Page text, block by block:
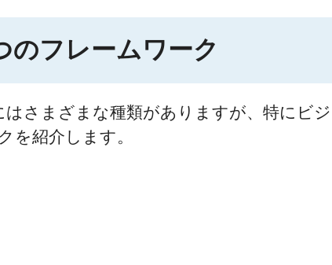
のフレームワーク
さまざまな種類がありますが、特にビジ
を紹介します。